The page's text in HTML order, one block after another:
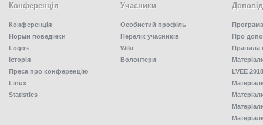
Конференція
Конференція
Норми поведінки
Logos
Історія
Преса про конференцію
Linux
Statistics
Учасники
Особистий профіль
Перелік учасників
Wiki
Волонтери
Про
Правила
LVEE